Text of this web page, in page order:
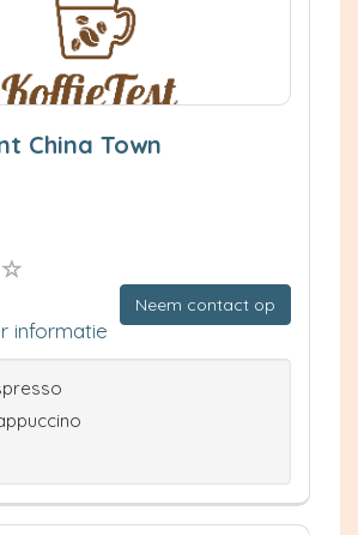
China Town
Neem contact op
informatie